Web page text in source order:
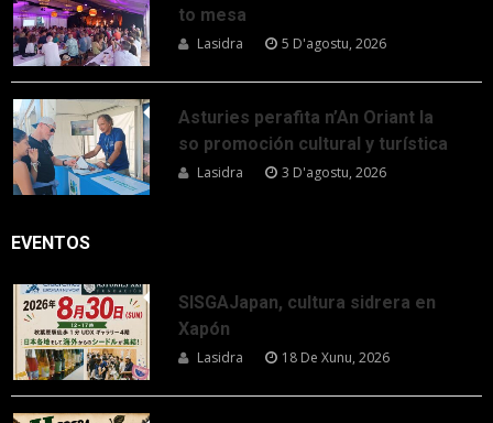
to mesa
Lasidra 5 D'agostu, 2026
Asturies perafita n’An Oriant la
so promoción cultural y turística
Lasidra 3 D'agostu, 2026
EVENTOS
SISGAJapan, cultura sidrera en
Xapón
Lasidra 18 De Xunu, 2026